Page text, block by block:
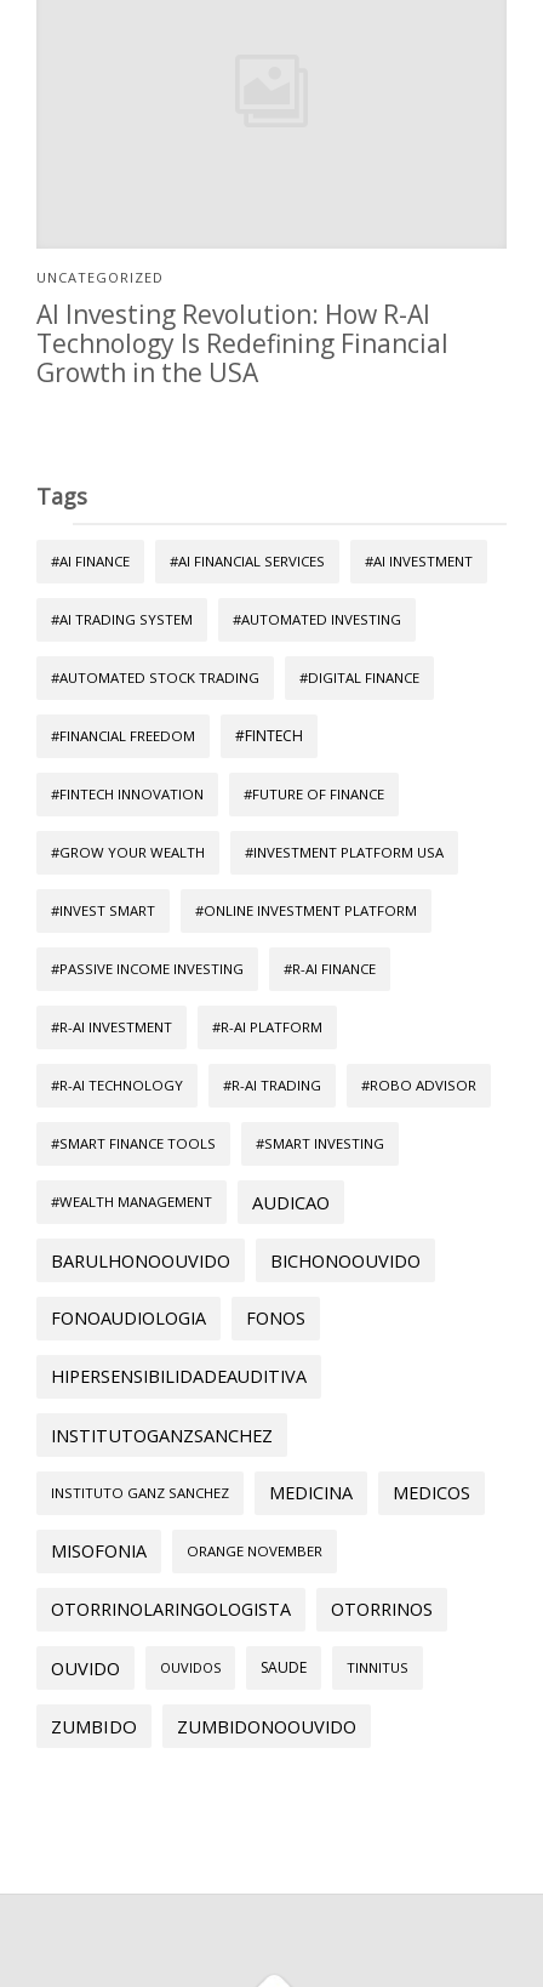
UNCATEGORIZED
AI Investing Revolution: How R-AI
Technology Is Redefining Financial
Growth in the USA
Tags
#AI FINANCE #AI FINANCIAL SERVICES #AI INVESTMENT
#AI TRADING SYSTEM #AUTOMATED INVESTING
#AUTOMATED STOCK TRADING #DIGITAL FINANCE
#FINANCIAL FREEDOM #FINTECH
#FINTECH INNOVATION #FUTURE OF FINANCE
#GROW YOUR WEALTH #INVESTMENT PLATFORM USA
#INVEST SMART #ONLINE INVESTMENT PLATFORM
#PASSIVE INCOME INVESTING #R-AI FINANCE
#R-AI INVESTMENT #R-AI PLATFORM
#R-AI TECHNOLOGY #R-AI TRADING #ROBO ADVISOR
#SMART FINANCE TOOLS #SMART INVESTING
#WEALTH MANAGEMENT AUDICAO
BARULHONOOUVIDO BICHONOOUVIDO
FONOAUDIOLOGIA FONOS
HIPERSENSIBILIDADEAUDITIVA
INSTITUTOGANZSANCHEZ
INSTITUTO GANZ SANCHEZ MEDICINA MEDICOS
MISOFONIA ORANGE NOVEMBER
OTORRINOLARINGOLOGISTA OTORRINOS
OUVIDO OUVIDOS SAUDE TINNITUS
ZUMBIDO ZUMBIDONOOUVIDO